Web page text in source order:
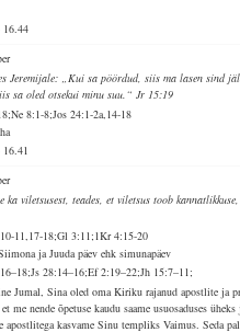
16.44
Jeremijale: „Kui sa pöördud, siis ma lasen sind
sa oled otsekui minu suu.“ Jr 15:19
8:1-8;Jos 24:1-2a,14-18
16.41
ka viletsusest, teades, et viletsus toob
11,17-18;Gl 3:11;1Kr 4:15-20
ja Juuda päev ehk simunapäev
28:14–16;Ef 2:19–22;Jh 15:7–11;
Jumal, Sina oled oma Kiriku rajanud apostlite ja
me nende õpetuse kaudu saame usuosaduses
apostlitega kasvame Sinu templiks Vaimus. Seda